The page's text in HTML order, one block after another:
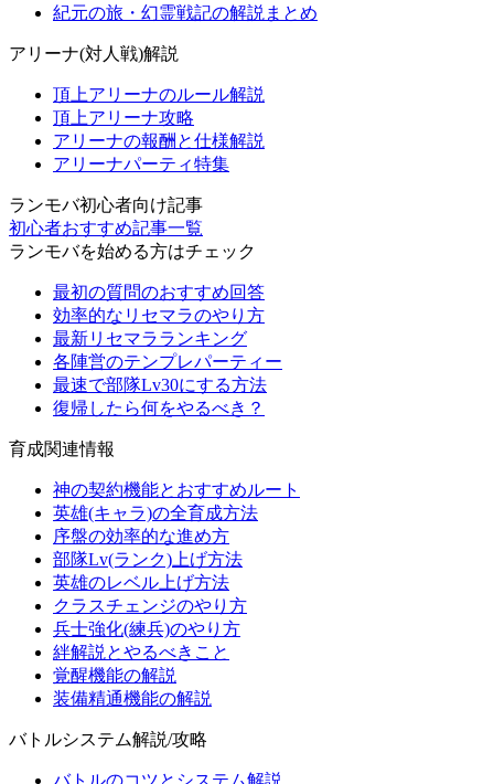
紀元の旅・幻霊戦記の解説まとめ
アリーナ(対人戦)解説
頂上アリーナのルール解説
頂上アリーナ攻略
アリーナの報酬と仕様解説
アリーナパーティ特集
ランモバ初心者向け記事
初心者おすすめ記事一覧
ランモバを始める方はチェック
最初の質問のおすすめ回答
効率的なリセマラのやり方
最新リセマラランキング
各陣営のテンプレパーティー
最速で部隊Lv30にする方法
復帰したら何をやるべき？
育成関連情報
神の契約機能とおすすめルート
英雄(キャラ)の全育成方法
序盤の効率的な進め方
部隊Lv(ランク)上げ方法
英雄のレベル上げ方法
クラスチェンジのやり方
兵士強化(練兵)のやり方
絆解説とやるべきこと
覚醒機能の解説
装備精通機能の解説
バトルシステム解説/攻略
バトルのコツとシステム解説